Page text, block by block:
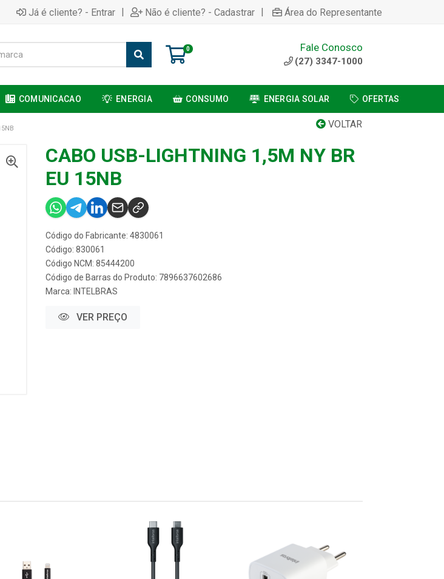
Já é cliente? - Entrar | Não é cliente? - Cadastrar | Área do Representante
0 Fale Conosco
(27) 3347-1000
COMUNICACAO ENERGIA CONSUMO ENERGIA SOLAR OFERTAS
VOLTAR
CABO USB-LIGHTNING 1,5M NY BR
EU 15NB
Código do Fabricante: 4830061
Código: 830061
Código NCM: 85444200
Código de Barras do Produto: 7896637602686
Marca: INTELBRAS
VER PREÇO